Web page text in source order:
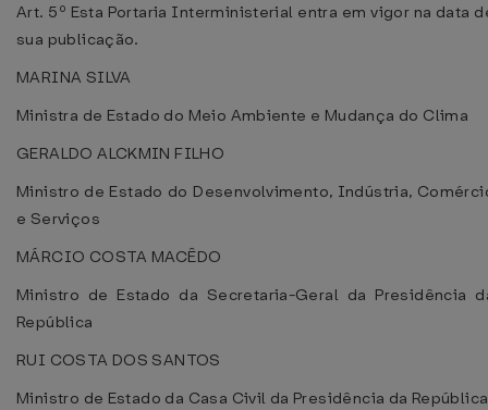
Art. 5º Esta Portaria Interministerial entra em vigor na data
sua publicação.
MARINA SILVA
Ministra de Estado do Meio Ambiente e Mudança do Clima
GERALDO ALCKMIN FILHO
Ministro de Estado do Desenvolvimento, Indústria,
e Serviços
MÁRCIO COSTA MACÊDO
Ministro de Estado da Secretaria-Geral da Presidência
República
RUI COSTA DOS SANTOS
Ministro de Estado da Casa Civil da Presidência da República